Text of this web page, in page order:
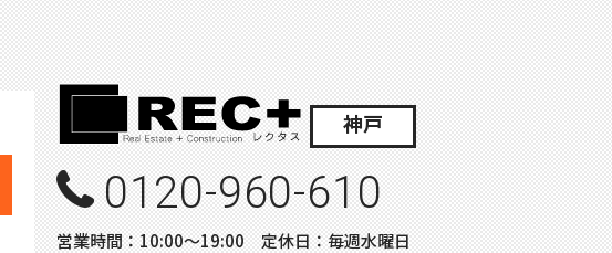
神戸
0120-960-610
営業時間：10:00〜19:00 定休日：毎週水曜日